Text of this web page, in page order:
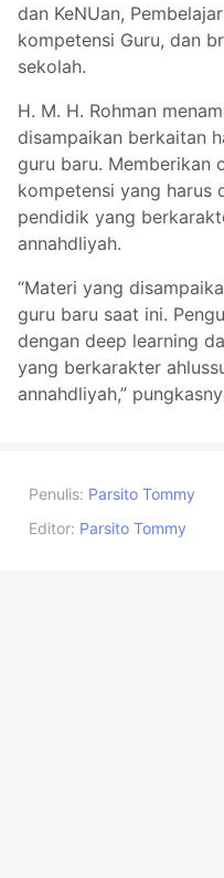
dan KeNUan,
kompetensi Guru, dan
sekolah.
H. M. H. Rohman
disampaikan berkaitan
guru baru. Memberikan
kompetensi yang harus
pendidik yang
annahdliyah.
“Materi yang
guru baru saat ini.
dengan deep learning
yang berkarakter
annahdliyah,”
Penulis: Parsito Tommy
Editor: Parsito Tommy